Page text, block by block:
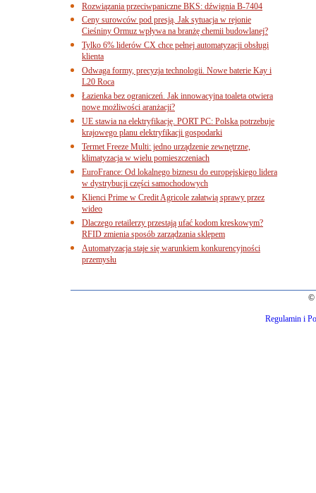
Rozwiązania przeciwpaniczne BKS: dźwignia B-7404
Ceny surowców pod presją. Jak sytuacja w rejonie
Cieśniny Ormuz wpływa na branżę chemii budowlanej?
Tylko 6% liderów CX chce pełnej automatyzacji obsługi
klienta
Odwaga formy, precyzja technologii. Nowe baterie Kay i
L20 Roca
Łazienka bez ograniczeń. Jak innowacyjna toaleta otwiera
nowe możliwości aranżacji?
UE stawia na elektryfikację. PORT PC: Polska potrzebuje
krajowego planu elektryfikacji gospodarki
Termet Freeze Multi: jedno urządzenie zewnętrzne,
klimatyzacja w wielu pomieszczeniach
EuroFrance: Od lokalnego biznesu do europejskiego lidera
w dystrybucji części samochodowych
Klienci Prime w Credit Agricole załatwią sprawy przez
wideo
Dlaczego retailerzy przestają ufać kodom kreskowym?
RFID zmienia sposób zarządzania sklepem
Automatyzacja staje się warunkiem konkurencyjności
przemysłu
©
Regulamin i